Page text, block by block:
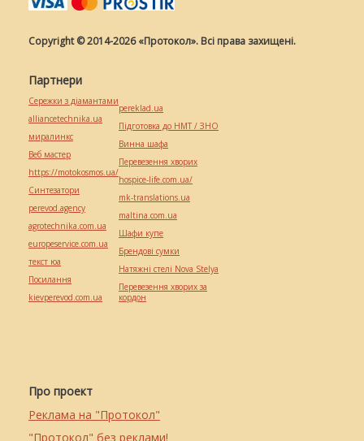
Copyright © 2014-2026 «Протокол». Всі права захищені.
Про проект
Реклама на "Протокол"
"Протокол" без реклами!
Партнери
Сережки з діамантами
alliancetechnika.ua
миралинкс
Веб мастер
https://motokosmos.ua/
Синтезатори
perevod.agency
agrotechnika.com.ua
europeservice.com.ua
текст юа
Посилання
kievperevod.com.ua
pereklad.ua
Підготовка до НМТ / ЗНО
Винна шафа
Перевезення хворих
hospice-life.com.ua/
mk-translations.ua
maltina.com.ua
Шафи купе
Брендові сумки
Натяжні стелі Nova Stelya
Перевезення хворих за
кордон